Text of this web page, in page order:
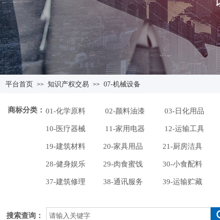
平台首页 >> 知识产权交易 >> 07-机械设备
01-化学原料 02-颜料油漆 03-日化用品
10-医疗器械 11-家用电器 12-运输工具
19-建筑材料 20-家具用品 21-厨房洁具
28-健身娱乐 29-肉食蜜饯 30-小食配料
37-建筑修理 38-通讯服务 39-运输贮藏
商标分类：
搜索查询：